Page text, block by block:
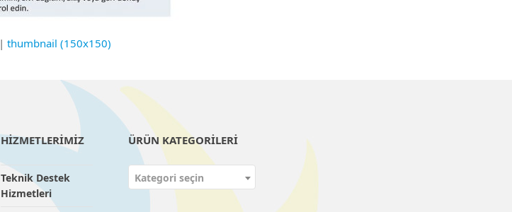
| thumbnail (150x150)
HİZMETLERİMİZ
Teknik Destek
Hizmetleri
ÜRÜN KATEGORILERI
Kategori seçin